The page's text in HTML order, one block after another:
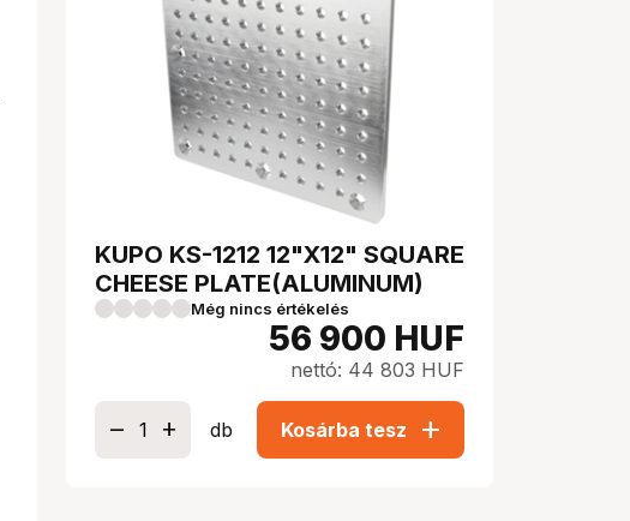
KUPO KS-1212 12"X12" SQUARE
CHEESE PLATE(ALUMINUM)
Még nincs értékelés
56 900 HUF
nettó: 44 803 HUF
db Kosárba tesz add